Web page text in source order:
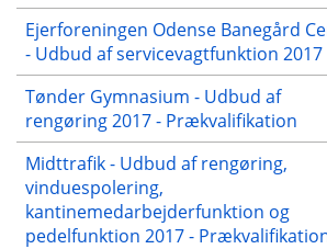
Ejerforeningen Odense Banegård
- Udbud af servicevagtfunktion 2017
Tønder Gymnasium - Udbud af
rengøring 2017 - Prækvalifikation
Midttrafik - Udbud af rengøring,
vinduespolering,
kantinemedarbejderfunktion og
pedelfunktion 2017 -